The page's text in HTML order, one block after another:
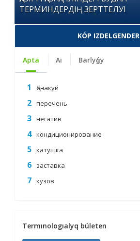
талқыланды
KÓP IZDELGENDER
Apta Aı Barlyǵy
Қонақүй
перечень
негатив
кондиционирование
катушка
заставка
кузов
Termınologıalyq búleten